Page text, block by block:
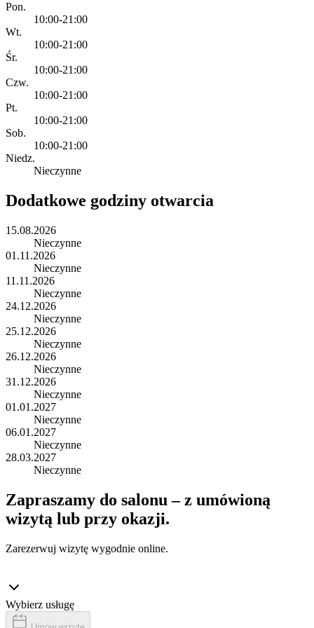
Pon.
10:00-21:00
Wt.
10:00-21:00
Śr.
10:00-21:00
Czw.
10:00-21:00
Pt.
10:00-21:00
Sob.
10:00-21:00
Niedz.
Nieczynne
Dodatkowe godziny otwarcia
15.08.2026
Nieczynne
01.11.2026
Nieczynne
11.11.2026
Nieczynne
24.12.2026
Nieczynne
25.12.2026
Nieczynne
26.12.2026
Nieczynne
31.12.2026
Nieczynne
01.01.2027
Nieczynne
06.01.2027
Nieczynne
28.03.2027
Nieczynne
Zapraszamy do salonu – z umówioną
wizytą lub przy okazji.
Zarezerwuj wizytę wygodnie online.
Wybierz usługę